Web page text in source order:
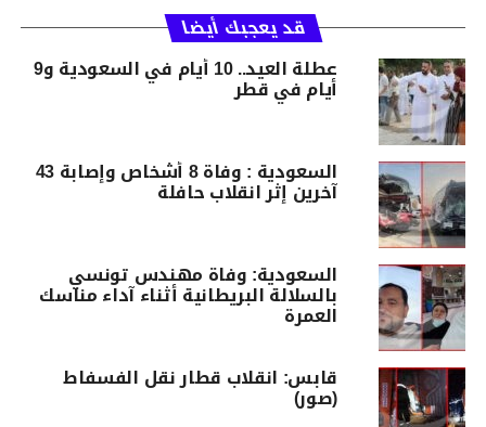
قد يعجبك أيضا
عطلة العيد.. 10 أيام في السعودية و9
أيام في قطر
السعودية : وفاة 8 أشخاص وإصابة 43
آخرين إثر انقلاب حافلة
السعودية: وفاة مهندس تونسي
بالسلالة البريطانية أثناء آداء مناسك
العمرة
قابس: انقلاب قطار نقل الفسفاط
(صور)